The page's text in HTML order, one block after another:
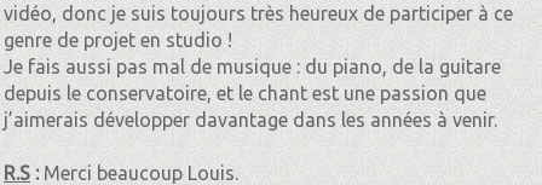
vidéo, donc je suis toujours très heureux de participer à ce
genre de projet en studio !
Je fais aussi pas mal de musique : du piano, de la guitare
depuis le conservatoire, et le chant est une passion que
j’aimerais développer davantage dans les années à venir.
R.S :Merci beaucoup Louis.